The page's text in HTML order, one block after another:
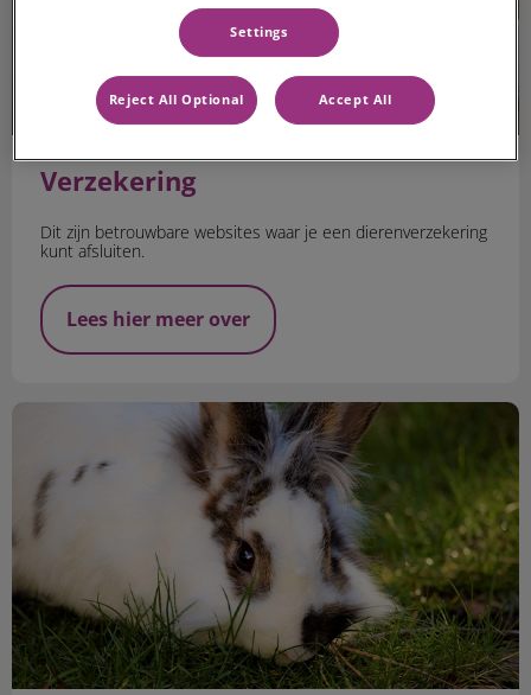
Verzekering
Dit zijn betrouwbare websites waar je een dierenverzekering
kunt afsluiten.
Lees hier meer over
Bescherm je konijn voor warmere dagen
Settings
Reject All Optional Accept All